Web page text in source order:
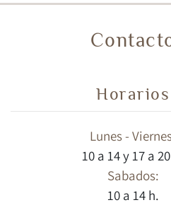
Horarios
Lunes -
10 a 14 y 17 a
Sabados:
10 a 14 h.